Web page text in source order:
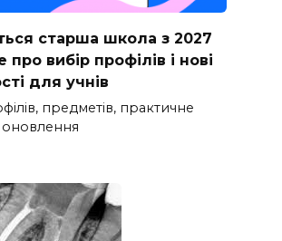
старша школа з 2027
про вибір профілів і нові
для учнів
предметів, практичне
оновлення